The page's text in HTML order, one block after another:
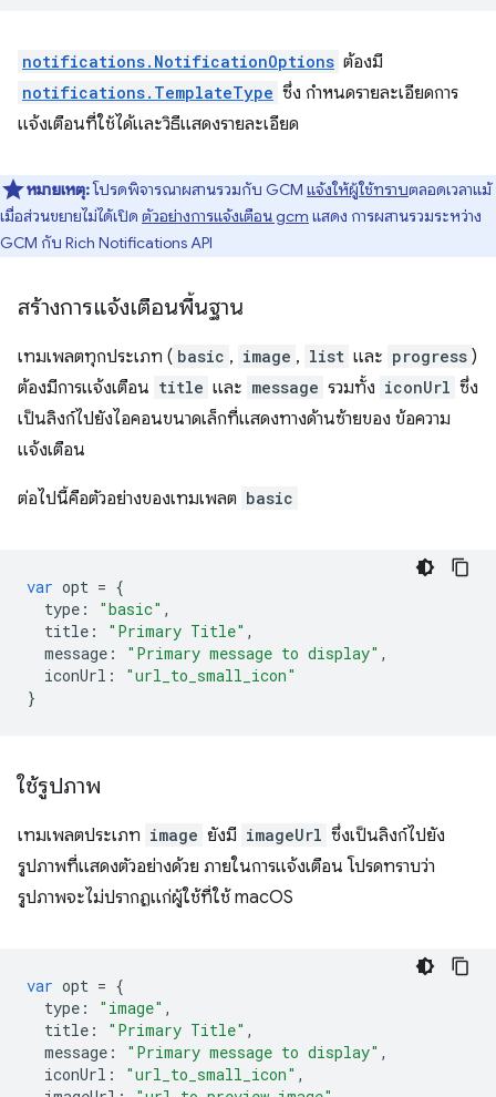
notifications.NotificationOptions ต้องมี
notifications.TemplateType ซึ่ง กำหนดรายละเอียดการ
แจ้งเตือนที่ใช้ได้และวิธีแสดงรายละเอียด
หมายเหตุ:โปรดพิจารณาผสานรวมกับ GCM แจ้งให้ผู้ใช้ทราบตลอดเวลาแม้
เมื่อส่วนขยายไม่ได้เปิด ตัวอย่างการแจ้งเตือน gcm แสดง การผสานรวมระหว่าง
GCM กับ Rich Notifications API
สร้างการแจ้งเตือนพื้นฐาน
เทมเพลตทุกประเภท ( basic , image , list และ progress )
ต้องมีการแจ้งเตือน title และ message รวมทั้ง iconUrl ซึ่ง
เป็นลิงก์ไปยังไอคอนขนาดเล็กที่แสดงทางด้านซ้ายของ ข้อความ
แจ้งเตือน
ต่อไปนี้คือตัวอย่างของเทมเพลต basic
var opt = {
type : "basic" ,
title : "Primary Title" ,
message : "Primary message to display" ,
iconUrl :
"url_to_small_icon"
}
ใช้รูปภาพ
เทมเพลตประเภท image ยังมี imageUrl ซึ่งเป็นลิงก์ไปยัง
รูปภาพที่แสดงตัวอย่างด้วย ภายในการแจ้งเตือน โปรดทราบว่า
รูปภาพจะไม่ปรากฏแก่ผู้ใช้ที่ใช้ macOS
var opt = {
type : "image" ,
title : "Primary Title" ,
message : "Primary message to display" ,
iconUrl : "url_to_small_icon" ,